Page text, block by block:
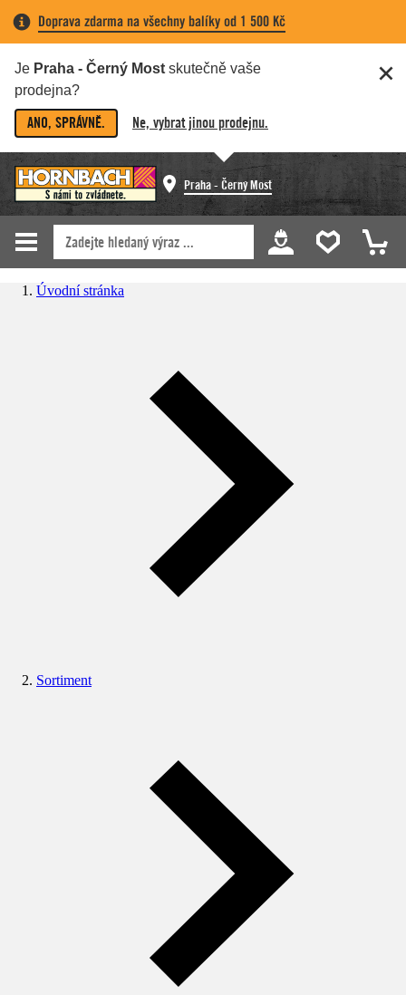
Doprava zdarma na všechny balíky od 1 500 Kč
Je Praha - Černý Most skutečně vaše
prodejna?
ANO, SPRÁVNĚ. Ne, vybrat jinou prodejnu.
Praha - Černý Most
Úvodní stránka
Sortiment